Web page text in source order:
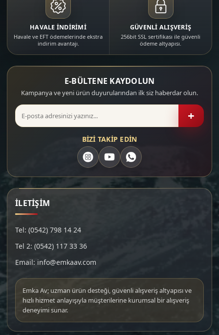
HAVALE İNDİRİMİ
Havale ve EFT ödemelerinde ekstra
indirim avantajı.
GÜVENLİ ALIŞVERİŞ
256bit SSL sertifikası ile güvenli
ödeme altyapısı.
E-BÜLTENE KAYDOLUN
Kampanya ve yeni ürün duyurularından ilk siz haberdar olun.
+
BİZİ TAKİP EDİN
İLETİŞİM
Tel: (0542) 798 14 24
Tel 2: (0542) 117 33 36
Email: info@emkaav.com
Emka Av; uzman ürün desteği, güvenli alışveriş altyapısı ve
hızlı hizmet anlayışıyla müşterilerine kurumsal bir alışveriş
deneyimi sunar.